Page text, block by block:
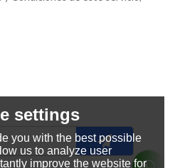
settings
you with the best possible
us to analyze user
improve the website for